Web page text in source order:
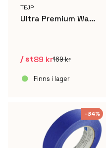
TEJP
Ultra Premium Washi Supertejp - 48mm x 50m
169 kr
89 kr
/ st
Finns i lager
-34%